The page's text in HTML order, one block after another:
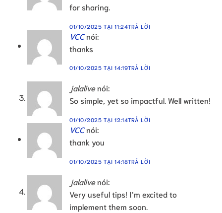
for sharing.
01/10/2025 TẠI 11:24TRẢ LỜI
VCC nói:
thanks
01/10/2025 TẠI 14:19TRẢ LỜI
jalalive nói:
So simple, yet so impactful. Well written!
01/10/2025 TẠI 12:14TRẢ LỜI
VCC nói:
thank you
01/10/2025 TẠI 14:18TRẢ LỜI
jalalive nói:
Very useful tips! I’m excited to
implement them soon.